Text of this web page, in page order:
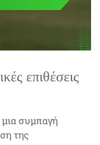
επιθέσεις
συμπαγή
της